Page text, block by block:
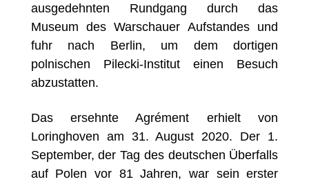
ausgedehnten Rundgang durch das
Museum des Warschauer Aufstandes und
fuhr nach Berlin, um dem dortigen
polnischen Pilecki-Institut einen Besuch
abzustatten.
Das ersehnte Agrément erhielt von
Loringhoven am 31. August 2020. Der 1.
September, der Tag des deutschen Überfalls
auf Polen vor 81 Jahren, war sein erster